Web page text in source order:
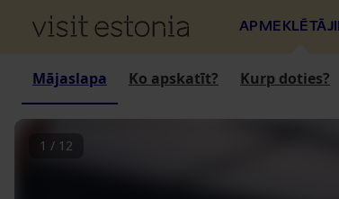
Mājaslapa Ko apskatīt? Kurp doties?
1 / 12